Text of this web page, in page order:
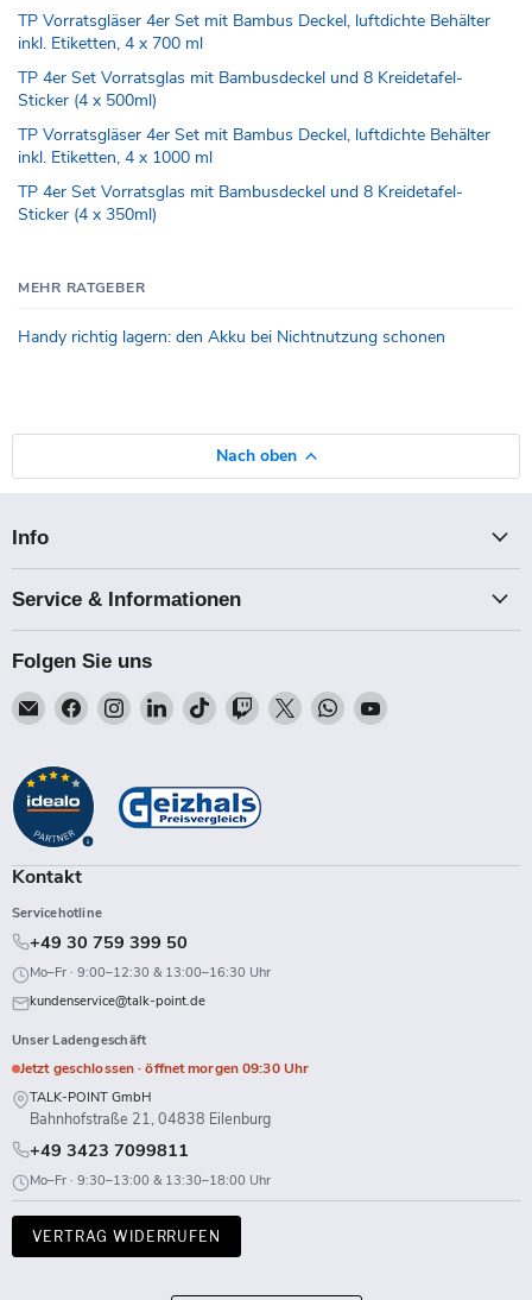
TP Vorratsgläser 4er Set mit Bambus Deckel, luftdichte Behälter
inkl. Etiketten, 4 x 700 ml
TP 4er Set Vorratsglas mit Bambusdeckel und 8 Kreidetafel-
Sticker (4 x 500ml)
TP Vorratsgläser 4er Set mit Bambus Deckel, luftdichte Behälter
inkl. Etiketten, 4 x 1000 ml
TP 4er Set Vorratsglas mit Bambusdeckel und 8 Kreidetafel-
Sticker (4 x 350ml)
MEHR RATGEBER
Handy richtig lagern: den Akku bei Nichtnutzung schonen
Nach oben
Info
Service & Informationen
Folgen Sie uns
Email
Talk-
Finden
Sie
auf
Facebook
Finden
Sie
auf
Instagram
Finden
Sie
auf
LinkedIn
Finden
Sie
auf
TikTok
Finden
Sie
Twitch
Finden
Sie
Finden
Sie
Finden
Kontakt
Servicehotline
+49 30 759 399 50
Mo–Fr · 9:00–12:30 & 13:00–16:30 Uhr
kundenservice@talk-point.de
Unser Ladengeschäft
Jetzt geschlossen · öffnet morgen 09:30 Uhr
TALK-POINT GmbH
Bahnhofstraße 21, 04838 Eilenburg
+49 3423 7099811
Mo–Fr · 9:30–13:00 & 13:30–18:00 Uhr
VERTRAG WIDERRUFEN